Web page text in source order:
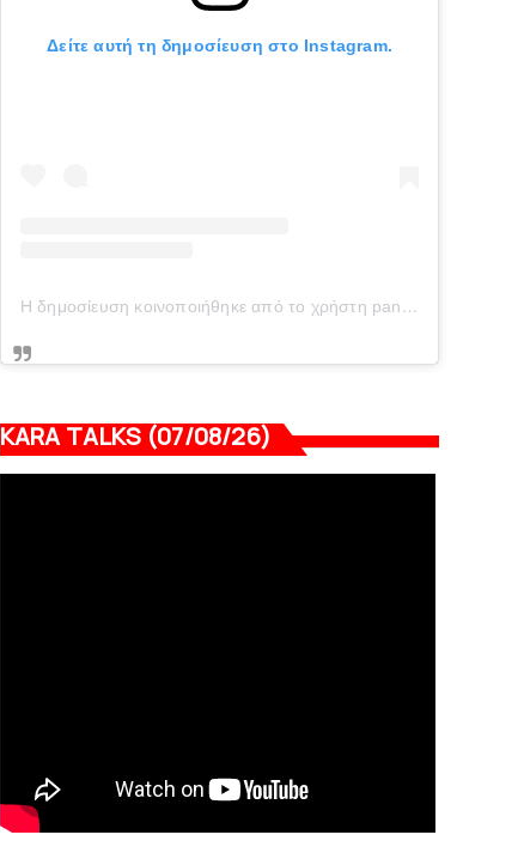
Δείτε αυτή τη δημοσίευση στο Instagram.
Η δημοσίευση κοινοποιήθηκε από το χρήστη panionianea.gr (@panionianea.gr)
KARA TALKS (07/08/26)